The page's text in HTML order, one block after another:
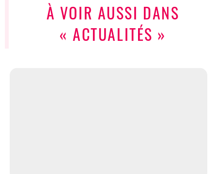
À VOIR AUSSI DANS
« ACTUALITÉS »